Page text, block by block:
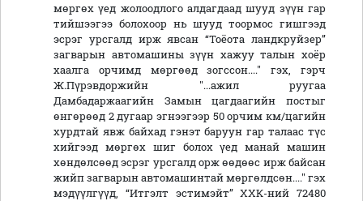
мөргөх үед жолоодлого алдагдаад шууд зүүн гар
тийшээгээ болохоор нь шууд тоормос гишгээд
эсрэг урсгалд ирж явсан “Тоёота ландкруйзер”
загварын автомашины зүүн хажуу талын хоёр
хаалга орчимд мөргөөд зогссон...." гэх, гэрч
Ж.Пүрэвдоржийн "...ажил руугаа
Дамбадаржаагийн Замын цагдаагийн постыг
өнгөрөөд 2 дугаар эгнээгээр 50 орчим км/цагийн
хурдтай явж байхад гэнэт баруун гар талаас түс
хийгээд мөргөх шиг болох үед манай машин
хөндөлсөөд эсрэг урсгалд орж өөдөөс ирж байсан
жийп загварын автомашинтай мөргөлдсөн...." гэх
мэдүүлгүүд, “Итгэлт эстимэйт” ХХК-ний 72480